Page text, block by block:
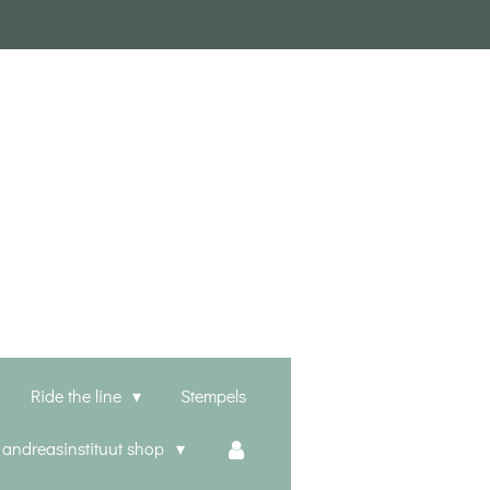
Ride the line Stempels
shop